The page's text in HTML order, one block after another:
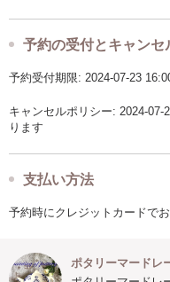
予約の受付とキャンセ
予約受付期限: 2024-07-23
キャンセルポリシー: 2024-
ります
支払い方法
予約時にクレジットカードで
ポタリーマードレ